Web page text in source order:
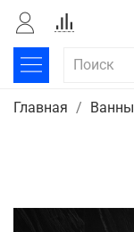
Главная Ванны